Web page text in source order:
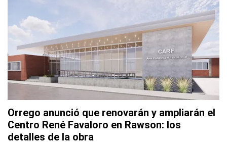
Orrego anunció que renovarán y ampliarán el
Centro René Favaloro en Rawson: los
detalles de la obra